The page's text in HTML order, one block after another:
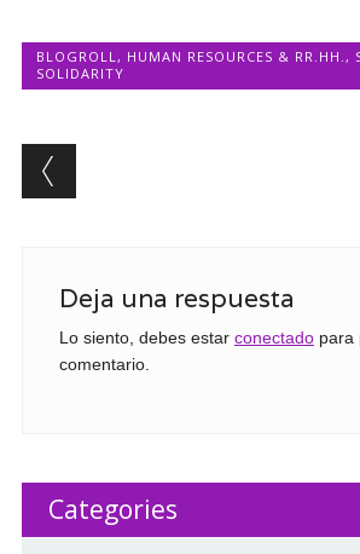
BLOGROLL, HUMAN RESOURCES & RR.HH.,
SOLIDARITY
Post navigation
Deja una respuesta
Lo siento, debes estar conectadopara
comentario.
Categories